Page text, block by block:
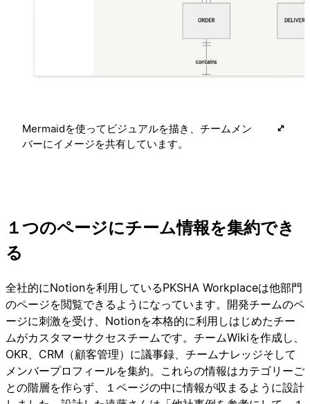
Mermaidを使ってビジュアルを描き、チームメン
バーにイメージを共有しています。
１つのページにチーム情報を集約でき
る
全社的にNotionを利用しているPKSHA Workplaceは他部門
のページを閲覧できるようになっています。開発チームのペ
ージに刺激を受け、Notionを本格的に利用しはじめたチー
ムがカスタマーサクセスチームです。チームWikiを作成し、
OKR、CRM（顧客管理）に議事録、チームナレッジそして
メンバープロフィールを集約。これらの情報はカテゴリーご
との階層を作らず、１ページの中に情報が収まるように設計